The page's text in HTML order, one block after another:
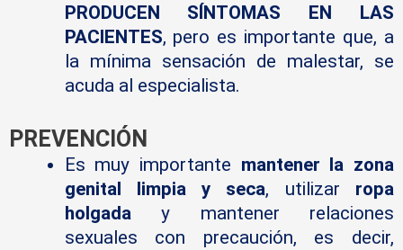
PRODUCEN SÍNTOMAS EN LAS
PACIENTES, pero es importante que, a
la mínima sensación de malestar, se
acuda al especialista.
PREVENCIÓN
Es muy importante mantener la zona
genital limpia y seca, utilizar ropa
holgaday mantener relaciones
sexuales con precaución, es decir,